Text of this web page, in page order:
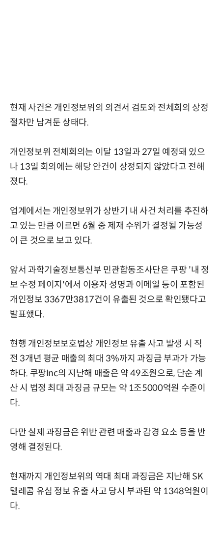
현재 사건은 개인정보위의 의견서 검토와 전체회의 상정
절차만 남겨둔 상태다.
개인정보위 전체회의는 이달 13일과 27일 예정돼 있으
나 13일 회의에는 해당 안건이 상정되지 않았다고 전해
졌다.
업계에서는 개인정보위가 상반기 내 사건 처리를 추진하
고 있는 만큼 이르면 6월 중 제재 수위가 결정될 가능성
이 큰 것으로 보고 있다.
앞서 과학기술정보통신부 민관합동조사단은 쿠팡 '내 정
보 수정 페이지'에서 이용자 성명과 이메일 등이 포함된
개인정보 3367만3817건이 유출된 것으로 확인됐다고
발표했다.
현행 개인정보보호법상 개인정보 유출 사고 발생 시 직
전 3개년 평균 매출의 최대 3%까지 과징금 부과가 가능
하다. 쿠팡Inc의 지난해 매출은 약 49조원으로, 단순 계
산 시 법정 최대 과징금 규모는 약 1조5000억원 수준이
다.
다만 실제 과징금은 위반 관련 매출과 감경 요소 등을 반
영해 결정된다.
현재까지 개인정보위의 역대 최대 과징금은 지난해 SK
텔레콤 유심 정보 유출 사고 당시 부과된 약 1348억원이
다.